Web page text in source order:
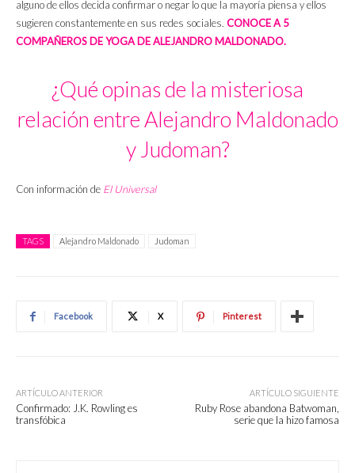
alguno de ellos decida confirmar o negar lo que la mayoría piensa y ellos
sugieren constantemente en sus redes sociales. CONOCE A 5
COMPAÑEROS DE YOGA DE ALEJANDRO MALDONADO.
¿Qué opinas de la misteriosa
relación entre Alejandro Maldonado
y Judoman?
Con información de El Universal
TAGS Alejandro Maldonado Judoman
Facebook X Pinterest
ARTÍCULO ANTERIOR
Confirmado: J.K. Rowling es
transfóbica
ARTÍCULO SIGUIENTE
Ruby Rose abandona Batwoman,
serie que la hizo famosa